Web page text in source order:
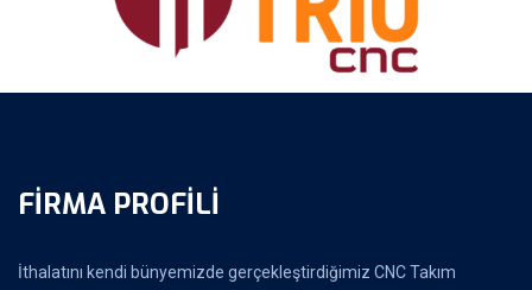
FIRMA PROFILI
İthalatını kendi bünyemizde gerçekleştirdiğimiz CNC Takım